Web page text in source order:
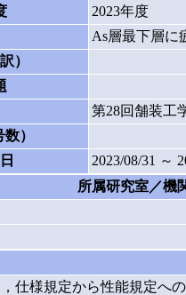
2023年度
As層最下層に
）
第28回舗装工
）
2023/08/31 ～
所属研究室／機
仕様規定から性能規定へ